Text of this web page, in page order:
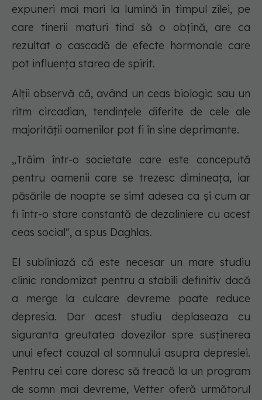
expuneri mai mari la lumină în timpul zilei, pe
care tinerii maturi tind să o obțină, are ca
rezultat o cascadă de efecte hormonale care
pot influența starea de spirit.
Alții observă că, având un ceas biologic sau un
ritm circadian, tendințele diferite de cele ale
majorității oamenilor pot fi în sine deprimante.
„Trăim într-o societate care este concepută
pentru oamenii care se trezesc dimineața, iar
păsările de noapte se simt adesea ca și cum ar
fi într-o stare constantă de dezaliniere cu acest
ceas social", a spus Daghlas.
El subliniază că este necesar un mare studiu
clinic randomizat pentru a stabili definitiv dacă
a merge la culcare devreme poate reduce
depresia. Dar acest studiu deplaseaza cu
siguranta greutatea dovezilor spre susținerea
unui efect cauzal al somnului asupra depresiei.
Pentru cei care doresc să treacă la un program
de somn mai devreme, Vetter oferă următorul